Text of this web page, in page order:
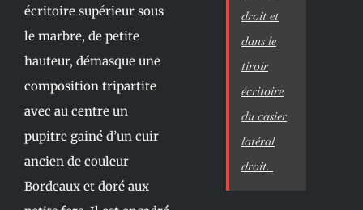
écritoire supérieur sous
le marbre, de petite
hauteur, démasque une
composition tripartite
avec au centre un
pupitre gainé d’un cuir
ancien de couleur
Bordeaux et doré aux
droit et
dans le
tiroir
écritoire
du casier
latéral
droit.